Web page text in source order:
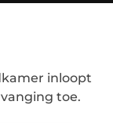
inloopt
toe.